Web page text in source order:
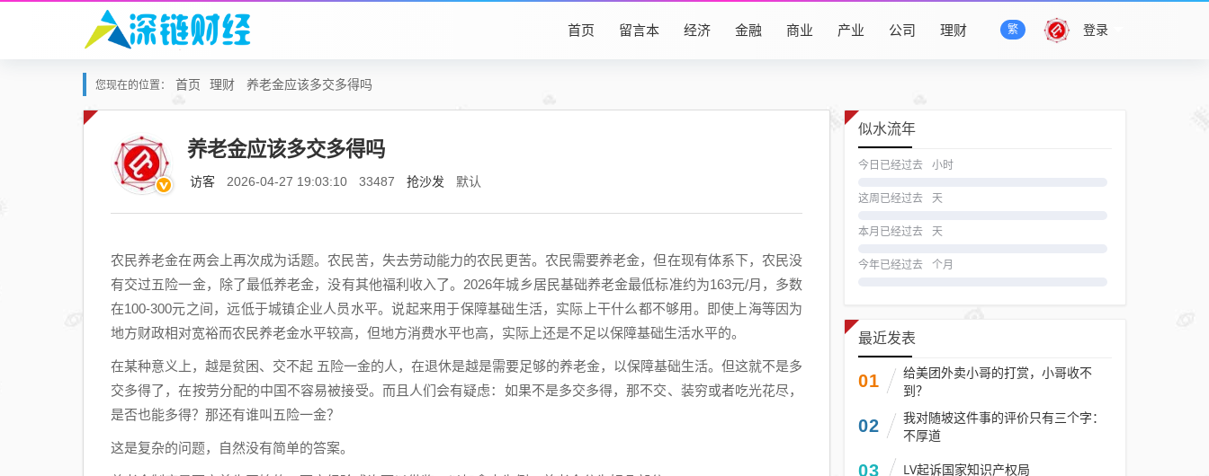
登录
繁
首页 留言本 经济 金融 商业 产业 公司 理财
您现在的位置： 首页 理财 养老金应该多交多得吗
养老金应该多交多得吗
访客 2026-04-27 19:03:10 33487 抢沙发 默认
农民养老金在两会上再次成为话题。农民苦，失去劳动能力的农民更苦。农民需要养老金，但在现有体系下，农民没
有交过五险一金，除了最低养老金，没有其他福利收入了。2026年城乡居民基础养老金最低标准约为163元/月，多数
在100-300元之间，远低于城镇企业人员水平。说起来用于保障基础生活，实际上干什么都不够用。即使上海等因为
地方财政相对宽裕而农民养老金水平较高，但地方消费水平也高，实际上还是不足以保障基础生活水平的。
在某种意义上，越是贫困、交不起 五险一金的人，在退休是越是需要足够的养老金，以保障基础生活。但这就不是多
交多得了，在按劳分配的中国不容易被接受。而且人们会有疑虑：如果不是多交多得，那不交、装穷或者吃光花尽，
是否也能多得？那还有谁叫五险一金？
这是复杂的问题，自然没有简单的答案。
似水流年
今日已经过去 小时
这周已经过去 天
本月已经过去 天
今年已经过去 个月
最近发表
01
给美团外卖小哥的打赏，小哥收不
到？
02
我对随坡这件事的评价只有三个字：
不厚道
03 LV起诉国家知识产权局